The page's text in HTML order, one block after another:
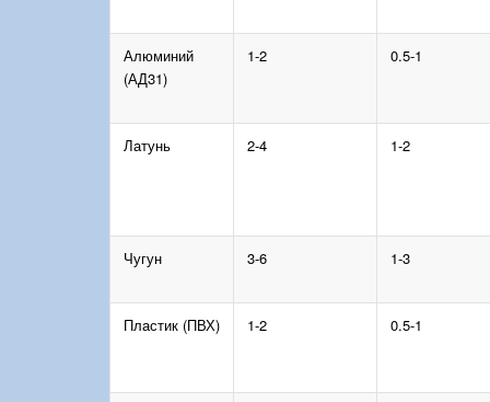
Алюминий
(АД31)
1-2 0.5-1
Латунь 2-4 1-2
Чугун 3-6 1-3
Пластик (ПВХ) 1-2 0.5-1